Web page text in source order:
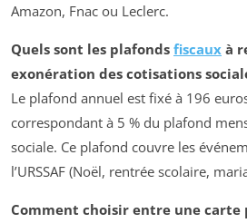
Amazon, Fnac ou Leclerc.
Quels sont les plafonds fiscaux à
exonération des cotisations
Le plafond annuel est fixé à 196
correspondant à 5 % du plafond
sociale. Ce plafond couvre les
l’URSSAF (Noël, rentrée scolaire,
Comment choisir entre une